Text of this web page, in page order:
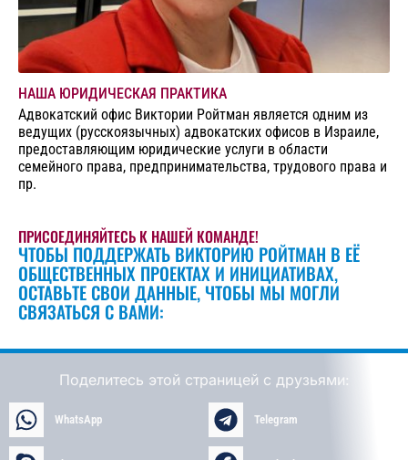
НАША ЮРИДИЧЕСКАЯ ПРАКТИКА
Адвокатский офис Виктории Ройтман является одним из
ведущих (русскоязычных) адвокатских офисов в Израиле,
предоставляющим юридические услуги в области
семейного права, предпринимательства, трудового права и
пр.
ПРИСОЕДИНЯЙТЕСЬ К НАШЕЙ КОМАНДЕ!
ЧТОБЫ ПОДДЕРЖАТЬ ВИКТОРИЮ РОЙТМАН В ЕЁ
ОБЩЕСТВЕННЫХ ПРОЕКТАХ И ИНИЦИАТИВАХ,
ОСТАВЬТЕ СВОИ ДАННЫЕ, ЧТОБЫ МЫ МОГЛИ
СВЯЗАТЬСЯ С ВАМИ:
Поделитесь этой страницей с друзьями:
WhatsApp Telegram